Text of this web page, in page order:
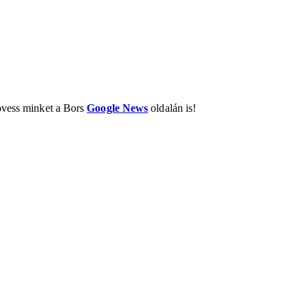
minket a BorsGoogle News oldalán is!